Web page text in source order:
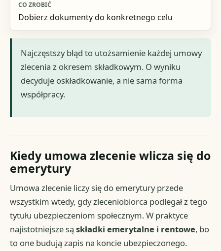
Dobierz dokumenty do konkretnego celu
Najczęstszy błąd to utożsamienie każdej umowy
zlecenia z okresem składkowym. O wyniku
decyduje oskładkowanie, a nie sama forma
współpracy.
Kiedy umowa zlecenie wlicza się do
emerytury
Umowa zlecenie liczy się do emerytury przede
wszystkim wtedy, gdy zleceniobiorca podlegał z tego
tytułu ubezpieczeniom społecznym. W praktyce
najistotniejsze sąskładki emerytalne i rentowe, bo
to one budują zapis na koncie ubezpieczonego.